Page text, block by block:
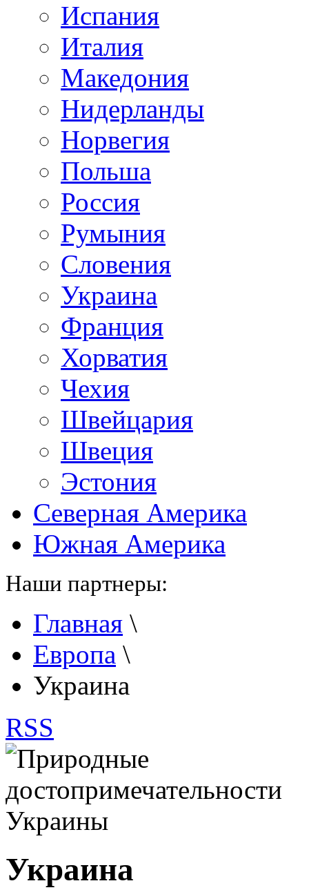
Испания
Италия
Македония
Нидерланды
Норвегия
Польша
Россия
Румыния
Словения
Украина
Франция
Хорватия
Чехия
Швейцария
Швеция
Эстония
Северная Америка
Южная Америка
Наши партнеры:
Главная \
Европа \
Украина
RSS
Украина